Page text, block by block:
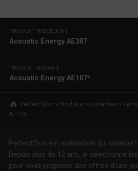
Navigation de l’article
PRODUIT PRÉCÉDENT
Acoustic Energy AE307
PRODUIT SUIVANT
Acoustic Energy AE107²
Breadcrumbs navigation
Perfect’Son > Produits > Enceintes >
AE105
Perfect'Son est spécialiste du matériel
Depuis plus de 12 ans, je sélectionne
pour vous proposer des offres d'une